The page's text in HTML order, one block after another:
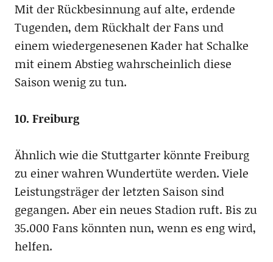
Mit der Rückbesinnung auf alte, erdende
Tugenden, dem Rückhalt der Fans und
einem wiedergenesenen Kader hat Schalke
mit einem Abstieg wahrscheinlich diese
Saison wenig zu tun.
10. Freiburg
Ähnlich wie die Stuttgarter könnte Freiburg
zu einer wahren Wundertüte werden. Viele
Leistungsträger der letzten Saison sind
gegangen. Aber ein neues Stadion ruft. Bis zu
35.000 Fans könnten nun, wenn es eng wird,
helfen.